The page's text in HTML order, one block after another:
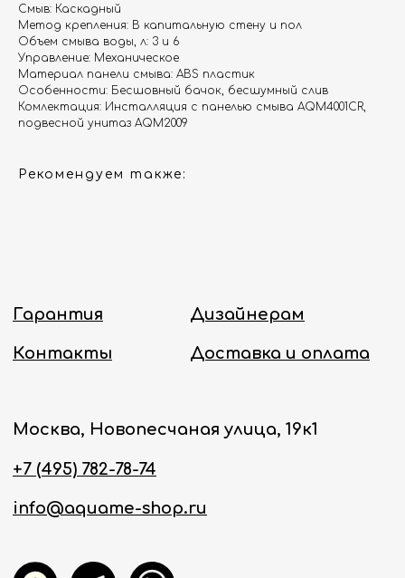
Смыв: Каскадный
Метод крепления: В капитальную стену и пол
Объем смыва воды, л: 3 и 6
Управление: Механическое
Материал панели смыва: ABS пластик
Особенности: Бесшовный бачок, бесшумный слив
Комлектация: Инсталляция с панелью смыва AQM4001CR,
подвесной унитаз AQM2009
Рекомендуем также:
Москва, Новопесчаная улица, 19к1
+7 (495) 782-78-74
info@aquame-shop.ru
Принимаем звонки и обрабатываем